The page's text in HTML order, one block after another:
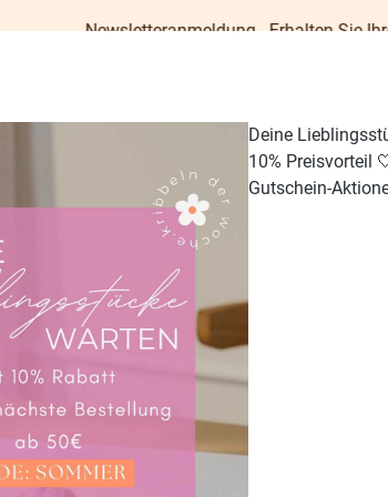
- Erhalten Sie Ihren
TISCH & KÜCHE GESCHENKE
Baumschmuck
Deine
10% Preisvorteil
Gutschein-